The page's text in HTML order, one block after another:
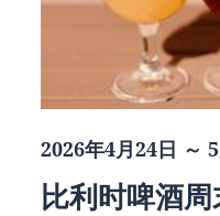
2026年4月24日 ～
比利时啤酒